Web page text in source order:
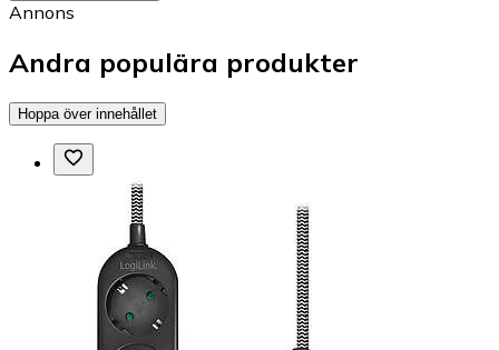
Annons
Andra populära produkter
Hoppa över innehållet